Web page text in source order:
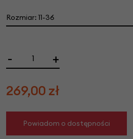
Rozmiar: 11-36
- +
269,00 zł
Powiadom o dostępności